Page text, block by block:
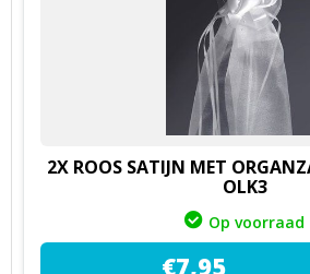
2X ROOS SATIJN MET
OLK3
Op voorraad
€7,95